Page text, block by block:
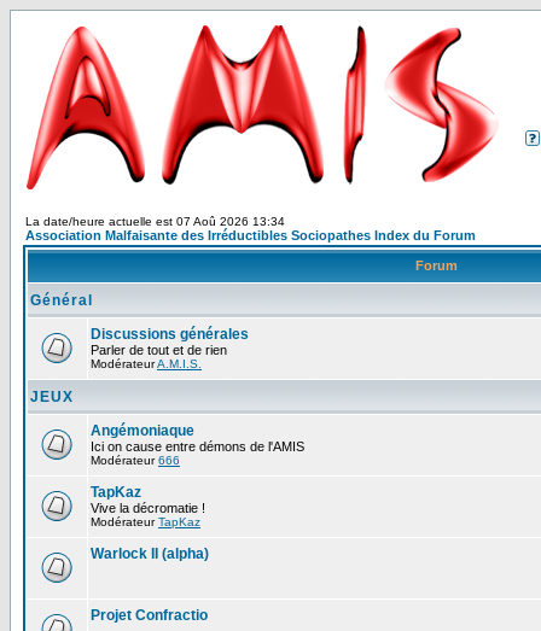
La date/heure actuelle est 07 Aoû 2026 13:34
Association Malfaisante des Irréductibles Sociopathes Index du Forum
Forum
Général
Discussions générales
Parler de tout et de rien
ModérateurA.M.I.S.
JEUX
Angémoniaque
Ici on cause entre démons de l'AMIS
Modérateur666
TapKaz
Vive la décromatie !
ModérateurTapKaz
Warlock II (alpha)
Projet Confractio